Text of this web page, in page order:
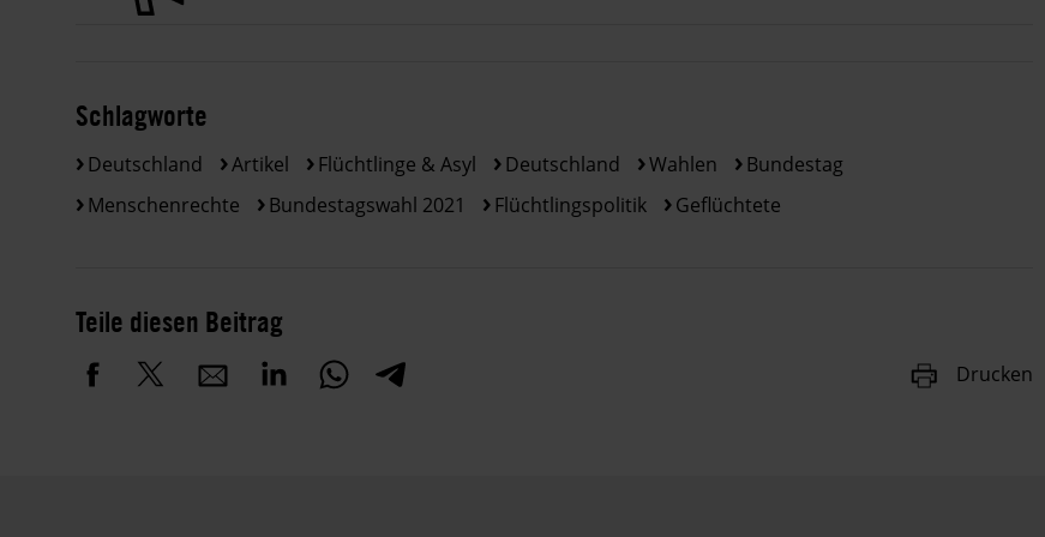
Schlagworte
Deutschland Artikel Flüchtlinge & Asyl Deutschland Wahlen
Bundestag
Menschenrechte
Bundestagswahl 2021 Flüchtlingspolitik Geflüchtete
Teile diesen Beitrag
Drucken